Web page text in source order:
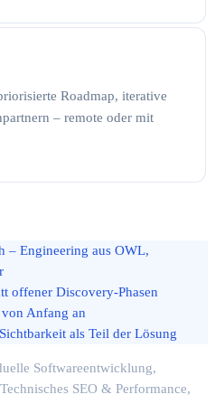
Roadmap, iterative
– remote oder mit
– Engineering aus OWL,
offener Discovery-Phasen
Anfang an
als Teil der Lösung
Softwareentwicklung,
SEO & Performance,